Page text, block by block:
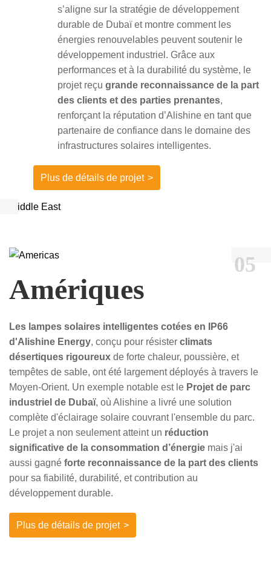
s’aligne sur la stratégie de développement
durable de Dubaï et montre comment les
énergies renouvelables peuvent soutenir le
développement industriel. Grâce aux
performances et à la durabilité du système, le
projet reçu grande reconnaissance de la part
des clients et des parties prenantes,
renforçant la réputation d’Alishine en tant que
partenaire de confiance dans le domaine des
infrastructures solaires intelligentes.
Plus de détails de projet >
Amériques
Les lampes solaires intelligentes cotées en IP66
d'Alishine Energy, conçu pour résister climats
désertiques rigoureux de forte chaleur, poussière, et
tempêtes de sable, ont été largement déployés à travers le
Moyen-Orient. Un exemple notable est le Projet de parc
industriel de Dubaï, où Alishine a livré une solution
complète d'éclairage solaire couvrant l'ensemble du parc.
Le projet a non seulement atteint un réduction
significative de la consommation d’énergie mais j'ai
aussi gagné forte reconnaissance de la part des clients
pour sa fiabilité, durabilité, et contribution au
développement durable.
Plus de détails de projet >
05